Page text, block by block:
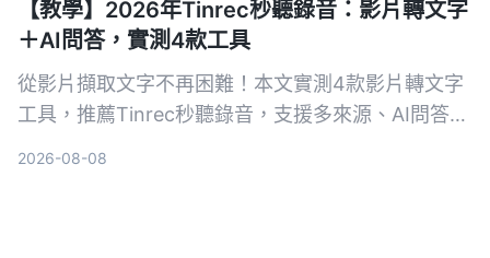
【教學】2026年Tinrec秒聽錄音：影片轉文字
＋AI問答，實測4款工具
從影片擷取文字不再困難！本文實測4款影片轉文字
工具，推薦Tinrec秒聽錄音，支援多來源、AI問答與
2026-08-08